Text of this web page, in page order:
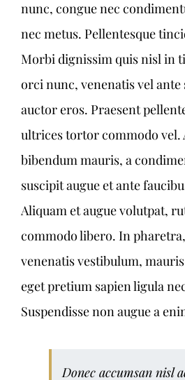
nunc, congue nec
nec metus. Pellentesque
Morbi dignissim quis nisl in
orci nunc, venenatis vel
auctor eros. Praesent
ultrices tortor commodo vel.
bibendum mauris, a
suscipit augue et ante
Aliquam et augue volutpat,
commodo libero. In
venenatis vestibulum,
eget pretium sapien ligula
Suspendisse non augue a
Donec accumsan nisl